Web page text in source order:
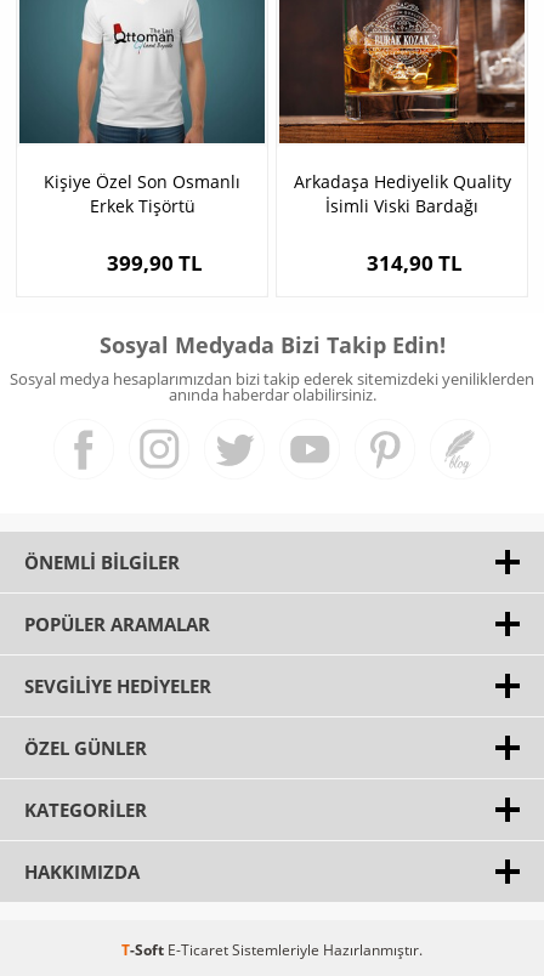
Kişiye Özel Son Osmanlı
Erkek Tişörtü
399,90 TL
Arkadaşa Hediyelik Quality
İsimli Viski Bardağı
314,90 TL
Sosyal Medyada Bizi Takip Edin!
Sosyal medya hesaplarımızdan bizi takip ederek sitemizdeki yeniliklerden
anında haberdar olabilirsiniz.
ÖNEMLI BILGILER
POPÜLER ARAMALAR
SEVGILIYE HEDIYELER
ÖZEL GÜNLER
KATEGORILER
HAKKIMIZDA
T-Soft E-TicaretSistemleriyle Hazırlanmıştır.